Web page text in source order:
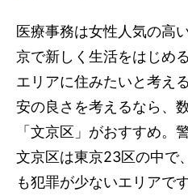
医療事務は女性人気の高
京で新しく生活をはじめ
エリアに住みたいと考え
安の良さを考えるなら、
「文京区」がおすすめ。
文京区は東京23区の中で
も犯罪が少ないエリアです